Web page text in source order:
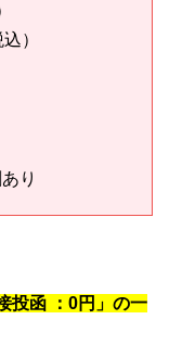
）
り
投函 ：0円」の一